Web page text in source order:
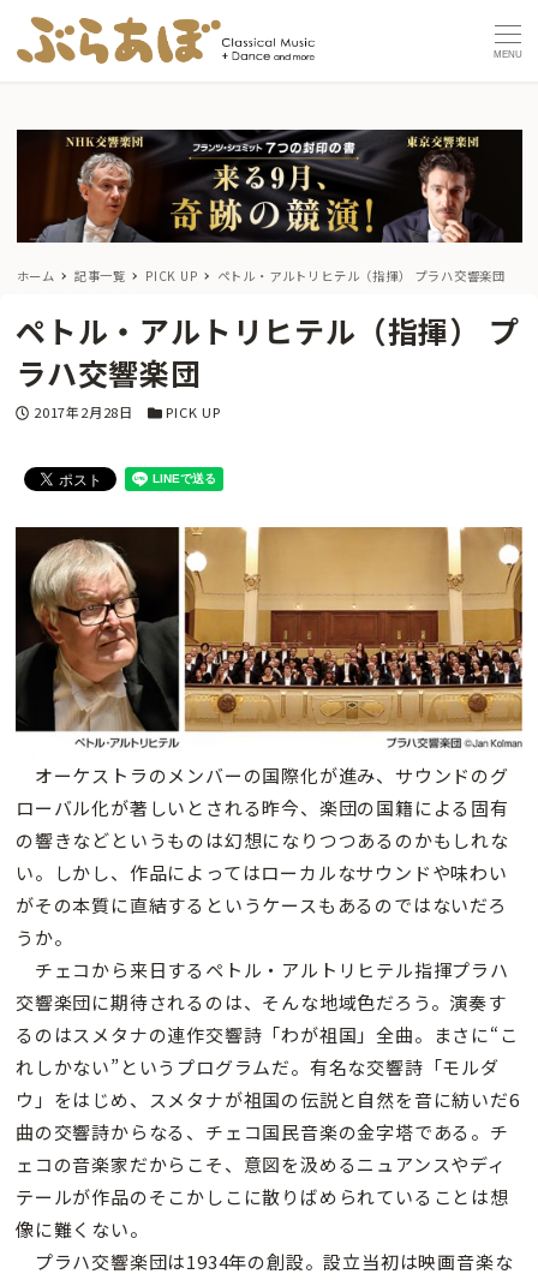
MENU
ホーム 記事一覧 PICK UP ペトル・アルトリヒテル（指揮） プラハ交響楽団
ペトル・アルトリヒテル（指揮） プ
ラハ交響楽団
投稿日
2017年2月28日 カテゴリー
PICK UP
オーケストラのメンバーの国際化が進み、サウンドのグ
ローバル化が著しいとされる昨今、楽団の国籍による固有
の響きなどというものは幻想になりつつあるのかもしれな
い。しかし、作品によってはローカルなサウンドや味わい
がその本質に直結するというケースもあるのではないだろ
うか。
チェコから来日するペトル・アルトリヒテル指揮プラハ
交響楽団に期待されるのは、そんな地域色だろう。演奏す
るのはスメタナの連作交響詩「わが祖国」全曲。まさに“こ
れしかない”というプログラムだ。有名な交響詩「モルダ
ウ」をはじめ、スメタナが祖国の伝説と自然を音に紡いだ6
曲の交響詩からなる、チェコ国民音楽の金字塔である。チ
ェコの音楽家だからこそ、意図を汲めるニュアンスやディ
テールが作品のそこかしこに散りばめられていることは想
像に難くない。
プラハ交響楽団は1934年の創設。設立当初は映画音楽な